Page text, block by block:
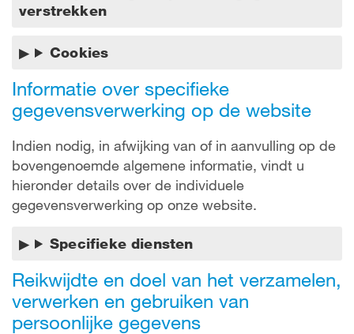
verstrekken
Cookies
Informatie over specifieke
gegevensverwerking op de website
Indien nodig, in afwijking van of in aanvulling op de
bovengenoemde algemene informatie, vindt u
hieronder details over de individuele
gegevensverwerking op onze website.
Specifieke diensten
Reikwijdte en doel van het verzamelen,
verwerken en gebruiken van
persoonlijke gegevens